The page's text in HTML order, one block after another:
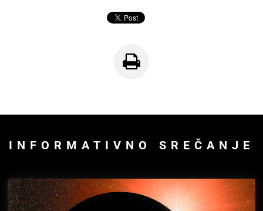
INFORMATIVNO SREČANJE